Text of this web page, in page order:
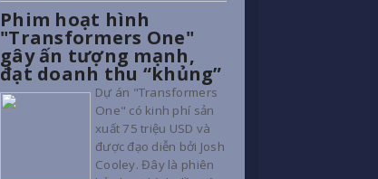
Phim hoạt hình
"Transformers One"
gây ấn tượng mạnh,
đạt doanh thu “khủng”
Dự án "Transformers
One" có kinh phí sản
xuất 75 triệu USD và
được đạo diễn bởi Josh
Cooley. Đây là phiên